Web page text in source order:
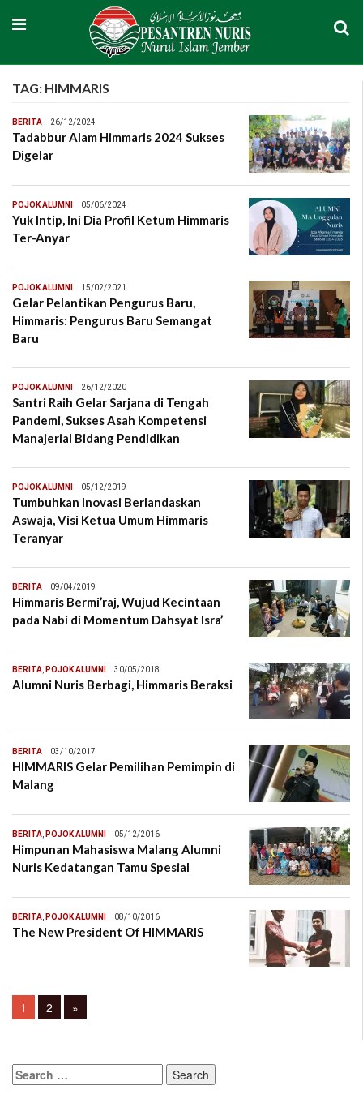
TAG: HIMMARIS
BERITA 26/12/2024
Tadabbur Alam Himmaris 2024 Sukses
Digelar
POJOK ALUMNI 05/06/2024
Yuk Intip, Ini Dia Profil Ketum Himmaris
Ter-Anyar
POJOK ALUMNI 15/02/2021
Gelar Pelantikan Pengurus Baru,
Himmaris: Pengurus Baru Semangat
Baru
POJOK ALUMNI 26/12/2020
Santri Raih Gelar Sarjana di Tengah
Pandemi, Sukses Asah Kompetensi
Manajerial Bidang Pendidikan
POJOK ALUMNI 05/12/2019
Tumbuhkan Inovasi Berlandaskan
Aswaja, Visi Ketua Umum Himmaris
Teranyar
BERITA 09/04/2019
Himmaris Bermi’raj, Wujud Kecintaan
pada Nabi di Momentum Dahsyat Isra’
BERITA POJOK ALUMNI 30/05/2018
Alumni Nuris Berbagi, Himmaris Beraksi
BERITA 03/10/2017
HIMMARIS Gelar Pemilihan Pemimpin di
Malang
BERITA POJOK ALUMNI 05/12/2016
Himpunan Mahasiswa Malang Alumni
Nuris Kedatangan Tamu Spesial
BERITA POJOK ALUMNI 08/10/2016
The New President Of HIMMARIS
Posts
Page
1 Page
2 »
Search
for: